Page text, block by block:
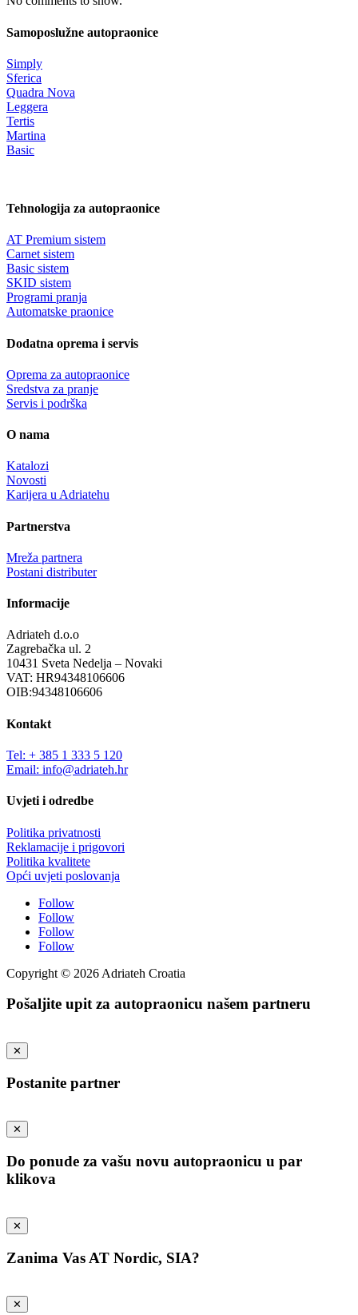
Samoposlužne autopraonice
Simply
Sferica
Quadra Nova
Leggera
Tertis
Martina
Basic
Tehnologija za autopraonice
AT Premium sistem
Carnet sistem
Basic sistem
SKID sistem
Programi pranja
Automatske praonice
Dodatna oprema i servis
Oprema za autopraonice
Sredstva za pranje
Servis i podrška
O nama
Katalozi
Novosti
Karijera u Adriatehu
Partnerstva
Mreža partnera
Postani distributer
Informacije
Adriateh d.o.o
Zagrebačka ul. 2
10431 Sveta Nedelja – Novaki
VAT: HR94348106606
OIB:94348106606
Kontakt
Tel: + 385 1 333 5 120
Email: info@adriateh.hr
Uvjeti i odredbe
Politika privatnosti
Reklamacije i prigovori
Politika kvalitete
Opći uvjeti poslovanja
Follow
Follow
Follow
Follow
Copyright © 2026 Adriateh Croatia
Pošaljite upit za autopraonicu našem partneru
✕
Postanite partner
✕
Do ponude za vašu novu autopraonicu u par
klikova
✕
Zanima Vas AT Nordic, SIA?
✕